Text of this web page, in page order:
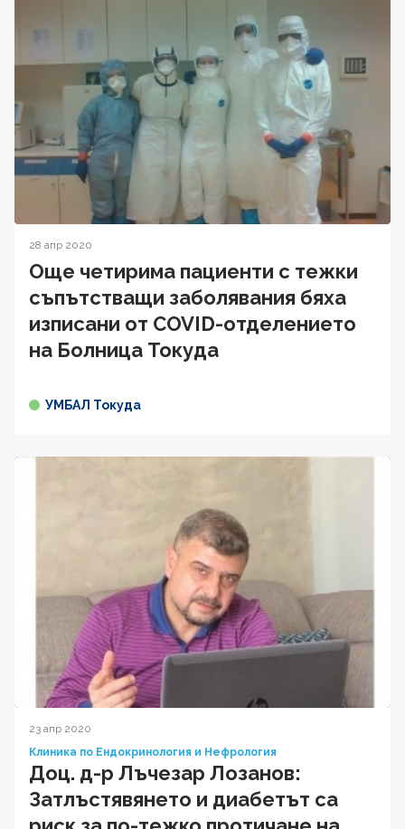
28 апр 2020
Още четирима пациенти с тежки
съпътстващи заболявания бяха
изписани от COVID-отделението
на Болница Токуда
УМБАЛ Токуда
23 апр 2020
Клиника по Ендокринология и Нефрология
Доц. д-р Лъчезар Лозанов:
Затлъстявянето и диабетът са